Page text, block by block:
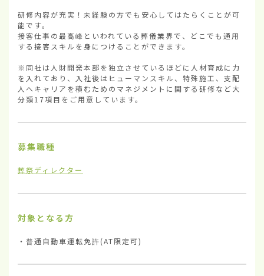
研修内容が充実！未経験の方でも安心してはたらくことが可
能です。
接客仕事の最高峰といわれている葬儀業界で、どこでも通用
する接客スキルを身につけることができます。
※同社は人財開発本部を独立させているほどに人材育成に力
を入れており、入社後はヒューマンスキル、特殊施工、支配
人へキャリアを積むためのマネジメントに関する研修など大
分類17項目をご用意しています。
募集職種
葬祭ディレクター
対象となる方
・普通自動車運転免許(AT限定可)